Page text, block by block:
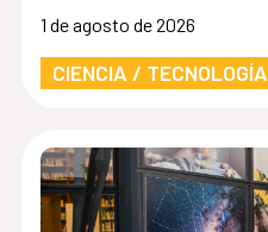
1 de agosto de 2026
CIENCIA / TECNOLOGÍA